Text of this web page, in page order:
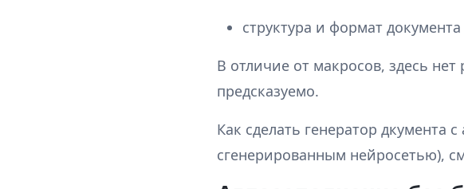
структура и формат
В отличие от макросов, здесь
предсказуемо.
Как сделать генератор дкумента
сгенерированным нейросетью),